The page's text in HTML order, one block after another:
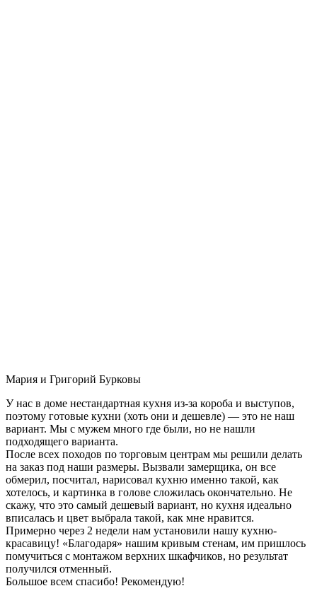
Мария и Григорий Бурковы
У нас в доме нестандартная кухня из-за короба и выступов,
поэтому готовые кухни (хоть они и дешевле) — это не наш
вариант. Мы с мужем много где были, но не нашли
подходящего варианта.
После всех походов по торговым центрам мы решили делать
на заказ под наши размеры. Вызвали замерщика, он все
обмерил, посчитал, нарисовал кухню именно такой, как
хотелось, и картинка в голове сложилась окончательно. Не
скажу, что это самый дешевый вариант, но кухня идеально
вписалась и цвет выбрала такой, как мне нравится.
Примерно через 2 недели нам установили нашу кухню-
красавицу! «Благодаря» нашим кривым стенам, им пришлось
помучиться с монтажом верхних шкафчиков, но результат
получился отменный.
Большое всем спасибо! Рекомендую!